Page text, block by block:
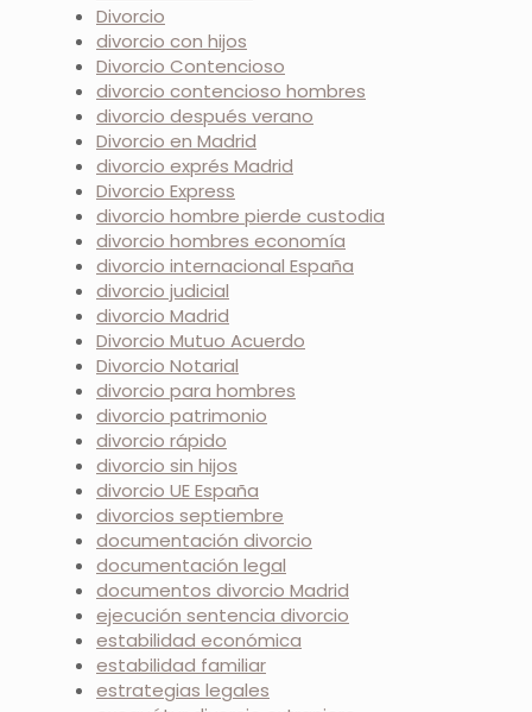
Divorcio
divorcio con hijos
Divorcio Contencioso
divorcio contencioso hombres
divorcio después verano
Divorcio en Madrid
divorcio exprés Madrid
Divorcio Express
divorcio hombre pierde custodia
divorcio hombres economía
divorcio internacional España
divorcio judicial
divorcio Madrid
Divorcio Mutuo Acuerdo
Divorcio Notarial
divorcio para hombres
divorcio patrimonio
divorcio rápido
divorcio sin hijos
divorcio UE España
divorcios septiembre
documentación divorcio
documentación legal
documentos divorcio Madrid
ejecución sentencia divorcio
estabilidad económica
estabilidad familiar
estrategias legales